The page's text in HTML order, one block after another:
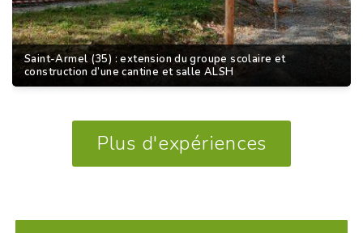
Saint-Armel (35) : extension du groupe scolaire et
construction d’une cantine et salle ALSH
Plus d'expériences